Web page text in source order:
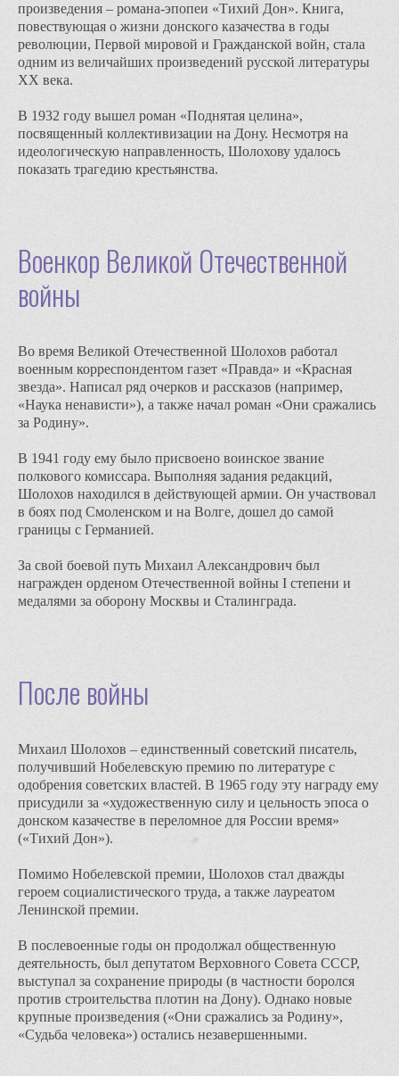
произведения – романа-эпопеи «Тихий Дон». Книга,
повествующая о жизни донского казачества в годы
революции, Первой мировой и Гражданской войн, стала
одним из величайших произведений русской литературы
XX века.
В 1932 году вышел роман «Поднятая целина»,
посвященный коллективизации на Дону. Несмотря на
идеологическую направленность, Шолохову удалось
показать трагедию крестьянства.
Военкор Великой Отечественной
войны
Во время Великой Отечественной Шолохов работал
военным корреспондентом газет «Правда» и «Красная
звезда». Написал ряд очерков и рассказов (например,
«Наука ненависти»), а также начал роман «Они сражались
за Родину».
В 1941 году ему было присвоено воинское звание
полкового комиссара. Выполняя задания редакций,
Шолохов находился в действующей армии. Он участвовал
в боях под Смоленском и на Волге, дошел до самой
границы с Германией.
За свой боевой путь Михаил Александрович был
награжден орденом Отечественной войны I степени и
медалями за оборону Москвы и Сталинграда.
После войны
Михаил Шолохов – единственный советский писатель,
получивший Нобелевскую премию по литературе с
одобрения советских властей. В 1965 году эту награду ему
присудили за «художественную силу и цельность эпоса о
донском казачестве в переломное для России время»
(«Тихий Дон»).
Помимо Нобелевской премии, Шолохов стал дважды
героем социалистического труда, а также лауреатом
Ленинской премии.
В послевоенные годы он продолжал общественную
деятельность, был депутатом Верховного Совета СССР,
выступал за сохранение природы (в частности боролся
против строительства плотин на Дону). Однако новые
крупные произведения («Они сражались за Родину»,
«Судьба человека») остались незавершенными.